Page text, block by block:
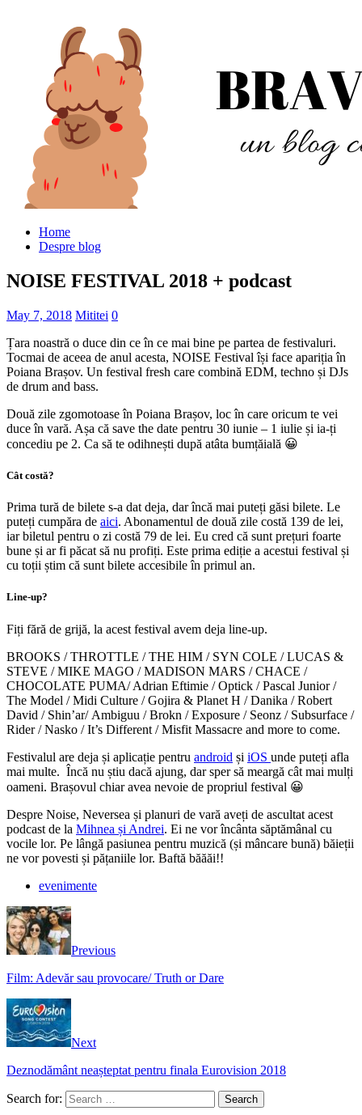
Home
Despre blog
NOISE FESTIVAL 2018 + podcast
May 7, 2018 Mititei 0
Țara noastră o duce din ce în ce mai bine pe partea de festivaluri.
Tocmai de aceea de anul acesta, NOISE Festival își face apariția în
Poiana Brașov. Un festival fresh care combină EDM, techno și DJs
de drum and bass.
Două zile zgomotoase în Poiana Brașov, loc în care oricum te vei
duce în vară. Așa că save the date pentru 30 iunie – 1 iulie și ia-ți
concediu pe 2. Ca să te odihnești după atâta bumțăială 😀
Cât costă?
Prima tură de bilete s-a dat deja, dar încă mai puteți găsi bilete. Le
puteți cumpăra de aici. Abonamentul de două zile costă 139 de lei,
iar biletul pentru o zi costă 79 de lei. Eu cred că sunt prețuri foarte
bune și ar fi păcat să nu profiți. Este prima ediție a acestui festival și
cu toții știm că sunt bilete accesibile în primul an.
Line-up?
Fiți fără de grijă, la acest festival avem deja line-up.
BROOKS / THROTTLE / THE HIM / SYN COLE / LUCAS &
STEVE / MIKE MAGO / MADISON MARS / CHACE /
CHOCOLATE PUMA/ Adrian Eftimie / Optick / Pascal Junior /
The Model / Midi Culture / Gojira & Planet H / Danika / Robert
David / Shin’ar/ Ambiguu / Brokn / Exposure / Seonz / Subsurface /
Rider / Nasko / It’s Different / Misfit Massacre and more to come.
Festivalul are deja și aplicație pentru android și iOS unde puteți afla
mai multe. Încă nu știu dacă ajung, dar sper să meargă cât mai mulți
oameni. Brașovul chiar avea nevoie de propriul festival 😀
Despre Noise, Neversea și planuri de vară aveți de ascultat acest
podcast de la Mihnea și Andrei. Ei ne vor încânta săptămânal cu
vocile lor. Pe lângă pasiunea pentru muzică (și mâncare bună) băieții
ne vor povesti și pățaniile lor. Baftă băăăi!!
evenimente
Previous
Film: Adevăr sau provocare/ Truth or Dare
Next
Deznodământ neașteptat pentru finala Eurovision 2018
Search for: